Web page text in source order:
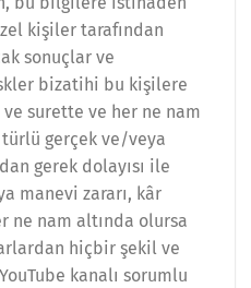
kişiler tarafından
sonuçlar ve
bizatihi bu kişilere
surette ve her ne nam
gerçek ve/veya
gerek dolayısı ile
manevi zararı, kâr
ne nam altında olursa
hiçbir şekil ve
kanalı sorumlu